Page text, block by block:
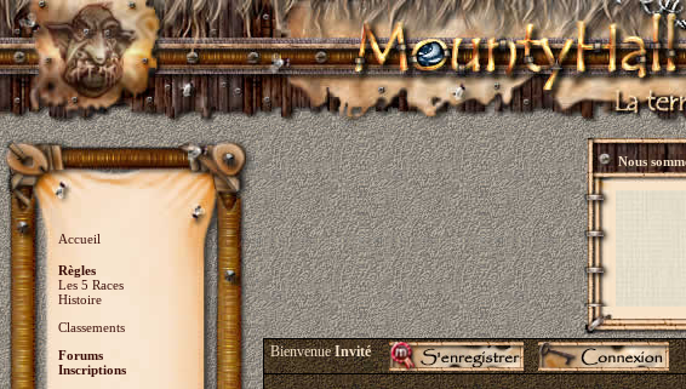
Accueil
Règles
Les 5 Races
Histoire
Classements
Forums
Inscriptions
Nous
BienvenueInvité